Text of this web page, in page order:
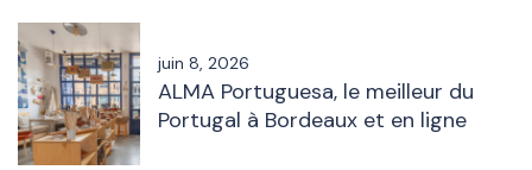
juin 8, 2026
ALMA Portuguesa, le meilleur du
Portugal à Bordeaux et en ligne